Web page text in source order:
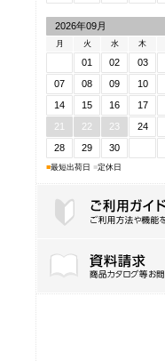
2026年09月
月 火 水 木
01 02 03
07
08 09 10
14
15 16 17
21
22 23 24
28
29 30
■最短出荷日 ■定休日